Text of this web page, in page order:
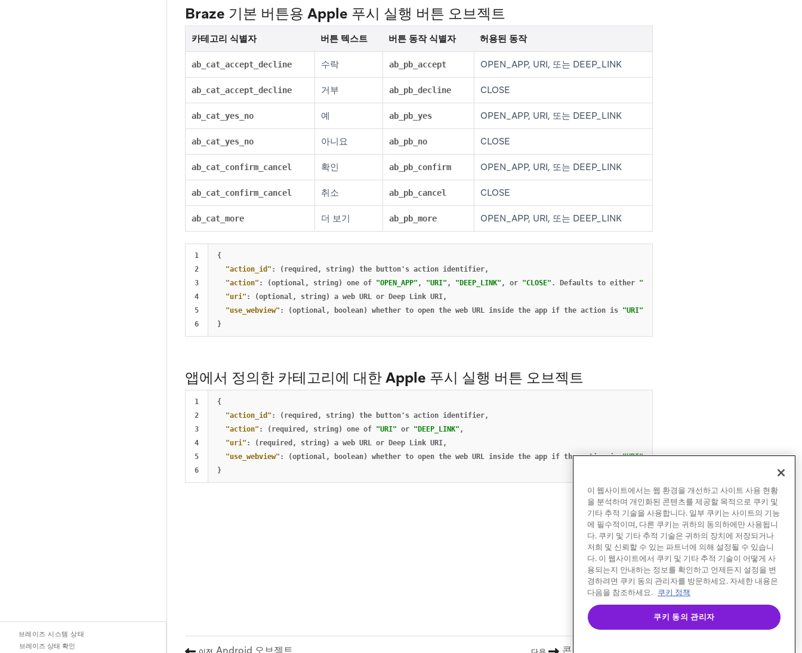
브레이즈 시스템 상태
브레이즈 상태 확인
Braze 기본 버튼용 Apple 푸시 실행 버튼 오브젝트
카테고리 식별자 버튼 텍스트 버튼 동작 식별자 허용된 동작
ab_cat_accept_decline 수락 ab_pb_accept OPEN_APP, URI, 또는 DEEP_LINK
ab_cat_accept_decline 거부 ab_pb_decline CLOSE
ab_cat_yes_no 예 ab_pb_yes OPEN_APP, URI, 또는 DEEP_LINK
ab_cat_yes_no 아니요 ab_pb_no CLOSE
ab_cat_confirm_cancel 확인 ab_pb_confirm OPEN_APP, URI, 또는 DEEP_LINK
ab_cat_confirm_cancel 취소 ab_pb_cancel CLOSE
ab_cat_more 더 보기 ab_pb_more OPEN_APP, URI, 또는 DEEP_LINK
1
2
3
4
5
{
"action_id" : (required , string) the button's action identifier,
"action" : (optional, string) one of "OPEN_APP" , "URI" , "DEEP_LINK" , or "CLOSE" . Defaults to either "OPEN_APP"
"uri" : (optional, string) a web URL or Deep Link URI,
"use_webview" : (optional, boolean) whether to open the web URL inside the app if the action is "URI"
}
앱에서 정의한 카테고리에 대한 Apple 푸시 실행 버튼 오브젝트
1
2
3
4
5
{
"action_id" : (required , string) the button's action identifier,
"action" : (required , string) one of "URI" or "DEEP_LINK" ,
"uri" : (required , string) a web URL or Deep Link URI,
"use_webview" : (optional, boolean) whether to open the web URL inside the app if the action is "URI", defaults to true
}
Android 오브젝트 콘텐츠 카드 오브젝트
이 웹사이트에서는 웹 환경을 개선하고 사이트 사용 현황
을 분석하며 개인화된 콘텐츠를 제공할 목적으로 쿠키 및
기타 추적 기술을 사용합니다. 일부 쿠키는 사이트의 기능
에 필수적이며, 다른 쿠키는 귀하의 동의하에만 사용됩니
다. 쿠키 및 기타 추적 기술은 귀하의 장치에 저장되거나
저희 및 신뢰할 수 있는 파트너에 의해 설정될 수 있습니
다. 이 웹사이트에서 쿠키 및 기타 추적 기술이 어떻게 사
용되는지 안내하는 정보를 확인하고 언제든지 설정을 변
경하려면 쿠키 동의 관리자를 방문하세요. 자세한 내용은
다음을 참조하세요. 쿠키 정책
쿠키 동의 관리자